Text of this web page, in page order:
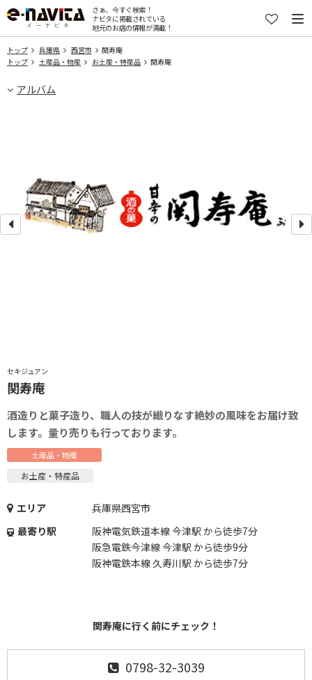
さぁ、今すぐ検索！
ナビタに掲載されている
地元のお店の情報が満載！
トップ 兵庫県 西宮市
関寿庵
トップ
土産品・物産 お土産・特産品 関寿庵
アルバム
セキジュアン
関寿庵
酒造りと菓子造り、職人の技が織りなす絶妙の風味をお届け致
します。量り売りも行っております。
土産品・物産
お土産・特産品
エリア
兵庫県西宮市
最寄り駅
阪神電気鉄道本線 今津駅 から徒歩7分
阪急電鉄今津線 今津駅 から徒歩9分
阪神電鉄本線 久寿川駅 から徒歩7分
関寿庵に行く前にチェック！
0798-32-3039